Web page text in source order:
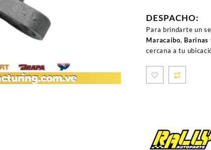
DESPACHO:
Para brindarte un
Maracaibo, Barinas
cercana a tu